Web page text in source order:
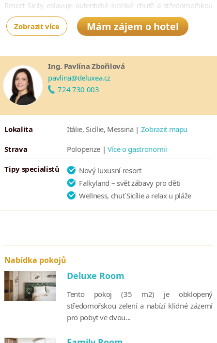
Resort Sicily oslavuje autentické sicilské chutě a středomořskou
kuchyni.
Můžete se těšit na pět exkluzivních podniků, které nabízejí
navíc představuje ideální výchozí bod pro objevování zajímavých
míst a památek ostrova jako například přírodní rezervace Punta
Bianca s dramatickými útesy či archeologického parku Gela.
Otevření resortu Falkensteiner Family Resort Sicily je
plánováno na rok 2027.
Zobrazit více Mám zájem o hotel
Ing. Pavlína Zbořilová
pavlina@deluxea.cz
724 730 003
Lokalita Itálie, Sicílie, Messina | Zobrazit mapu
Strava Polopenze | Více o gastronomii
Tipy specialistů
Nový luxusní resort
Falkyland – svět zábavy pro děti
Wellness, chuť Sicílie a relax u pláže
Nabídka pokojů
Deluxe Room
Tento pokoj (35 m2) je obklopený
středomořskou zelení a nabízí klidné zázemí
pro pobyt ve dvou...